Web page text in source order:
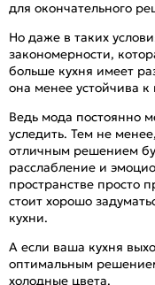
для окончательного
Но даже в таких
закономерности,
больше кухня имеет
она менее устойчива
Ведь мода постоянно
уследить. Тем не
отличным решением
расслабление и
пространстве просто
стоит хорошо
кухни.
А если ваша кухня
оптимальным
холодные цвета.